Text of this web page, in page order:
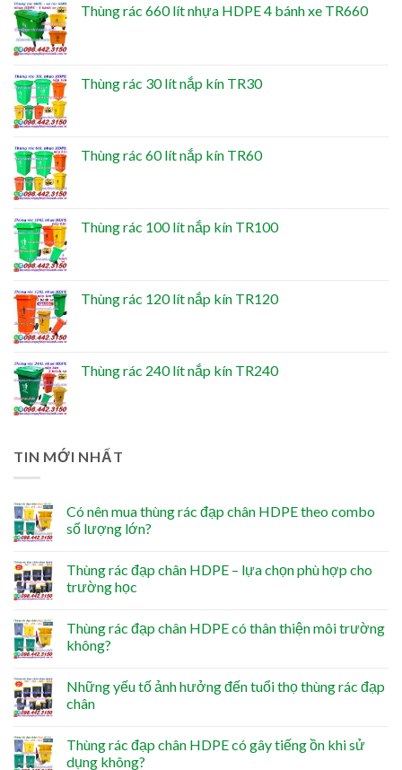
Thùng rác 660 lít nhựa HDPE 4 bánh xe TR660
Thùng rác 30 lít nắp kín TR30
Thùng rác 60 lít nắp kín TR60
Thùng rác 100 lít nắp kín TR100
Thùng rác 120 lít nắp kín TR120
Thùng rác 240 lít nắp kín TR240
TIN MỚI NHẤT
Có nên mua thùng rác đạp chân HDPE theo combo
số lượng lớn?
Thùng rác đạp chân HDPE – lựa chọn phù hợp cho
trường học
Thùng rác đạp chân HDPE có thân thiện môi trường
không?
Những yếu tố ảnh hưởng đến tuổi thọ thùng rác đạp
chân
Thùng rác đạp chân HDPE có gây tiếng ồn khi sử
dụng không?